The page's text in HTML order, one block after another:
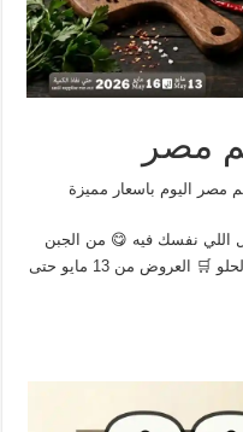
مصر
اليوم باسعار مميزة
اللي نفسك فيه 😋 من الجبن
للحوم للدواجن… كل حاجة جاهزة لوقتك الحلو 🛒 العروض من 13 مايو حتى